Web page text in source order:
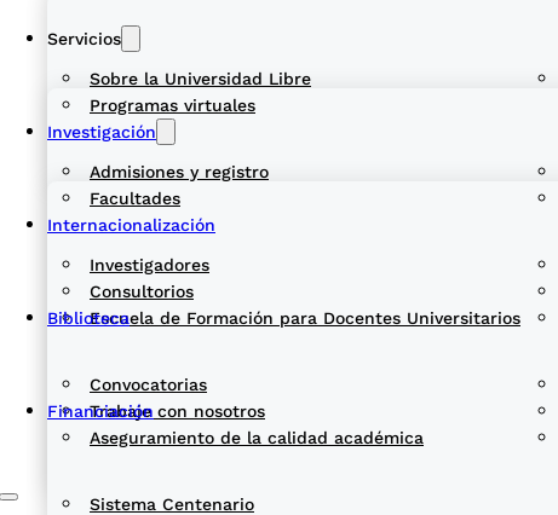
Programas virtuales
Sobre la Universidad Libre
Facultades
Escuela de Formación para Docentes Universitarios
Aseguramiento de la calidad académica
Servicios
Admisiones y registro
Consultorios
Trabaje con nosotros
Investigación
Investigadores
Convocatorias
Sistema Centenario
Internacionalización
Biblioteca
Financiación